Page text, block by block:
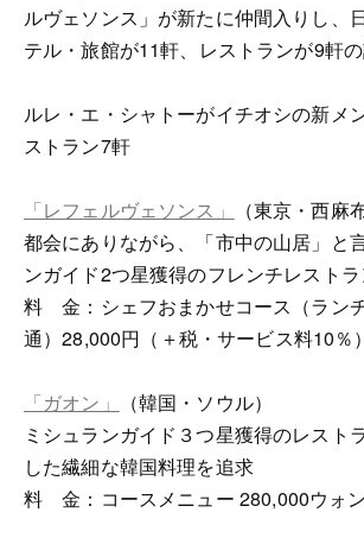
ルヴェソンス」が新たに仲間入りし、
テル・旅館が11軒、レストランが9軒の
ルレ・エ・シャトーがイチオシの新メ
ストラン7軒
「レフェルヴェソンス」
（東京・西麻
都会にありながら、「市中の山居」と
ンガイド2つ星獲得のフレンチレストラ
料 金：シェフおまかせコース（ラン
通）28,000円（＋税・サービス料10％）
「ガオン」
（韓国・ソウル）
ミシュランガイド３つ星獲得のレスト
した繊細な韓国料理を追求
料 金：コースメニュー 280,000ウォン